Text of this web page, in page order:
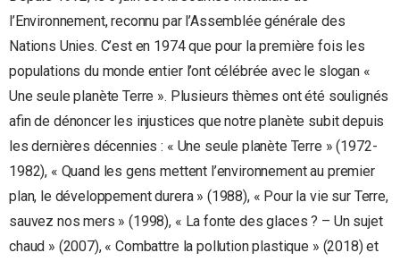
l’Environnement, reconnu par l’Assemblée générale des
Nations Unies. C’est en 1974 que pour la première fois les
populations du monde entier l’ont célébrée avec le slogan «
Une seule planète Terre ». Plusieurs thèmes ont été soulignés
afin de dénoncer les injustices que notre planète subit depuis
les dernières décennies : « Une seule planète Terre » (1972-
1982), « Quand les gens mettent l’environnement au premier
plan, le développement durera » (1988), « Pour la vie sur Terre,
sauvez nos mers » (1998), « La fonte des glaces ? – Un sujet
chaud » (2007), « Combattre la pollution plastique » (2018) et